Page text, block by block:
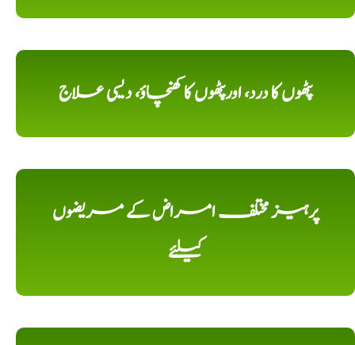
پٹھوں کا درد، اورپٹھوں کا کھنچاؤ، دیسی علاج
پرہیز مختلف امراض کے مریضوں
کیلئے